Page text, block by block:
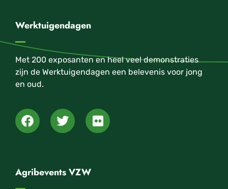
Werktuigendagen
Met 200 exposanten en heel veel demonstraties
zijn de Werktuigendagen een belevenis voor jong
en oud.
Agribevents VZW